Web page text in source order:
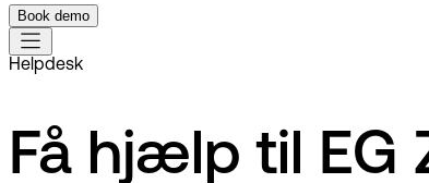
Book demo
Helpdesk
Få hjælp til EG